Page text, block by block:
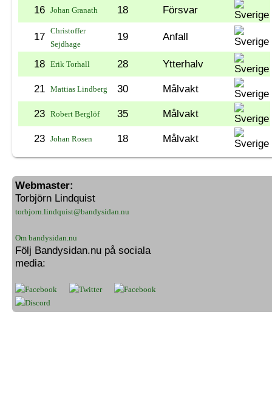
16 Johan Granath 18 Försvar
17
Christoffer
Sejdhage
19 Anfall
18 Erik Torhall 28 Ytterhalv
21 Mattias Lindberg 30 Målvakt
23 Robert Berglöf 35 Målvakt
23 Johan Rosen 18 Målvakt
Webmaster:
Torbjörn Lindquist
torbjorn.lindquist@bandysidan.nu
Om bandysidan.nu
Följ Bandysidan.nu på sociala
media: